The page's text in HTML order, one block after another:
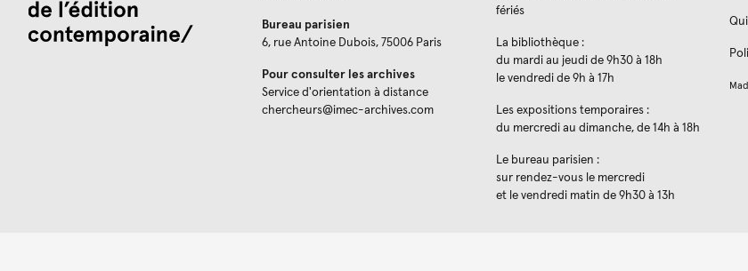
Bureau parisien
6, rue Antoine Dubois, 75006 Paris
Pour consulter les archives
Service d'orientation à distance
chercheurs@imec-archives.com
fériés
La bibliothèque :
du mardi au jeudi de 9h30 à 18h
le vendredi de 9h à 17h
Les expositions temporaires :
du mercredi au dimanche, de 14h à 18h
Le bureau parisien :
sur rendez-vous le mercredi
et le vendredi matin de 9h30 à 13h